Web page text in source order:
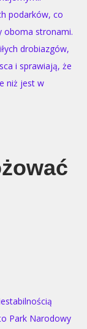
podarków, co
oboma stronami.
drobiazgów,
i sprawiają, że
niż jest w
Park Narodowy